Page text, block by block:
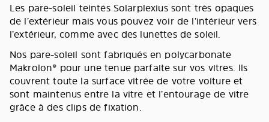
Les pare-soleil teintés Solarplexius sont très opaques
de l’extérieur mais vous pouvez voir de l’intérieur vers
l’extérieur, comme avec des lunettes de soleil.
Nos pare-soleil sont fabriqués en polycarbonate
Makrolon® pour une tenue parfaite sur vos vitres. Ils
couvrent toute la surface vitrée de votre voiture et
sont maintenus entre la vitre et l’entourage de vitre
grâce à des clips de fixation.